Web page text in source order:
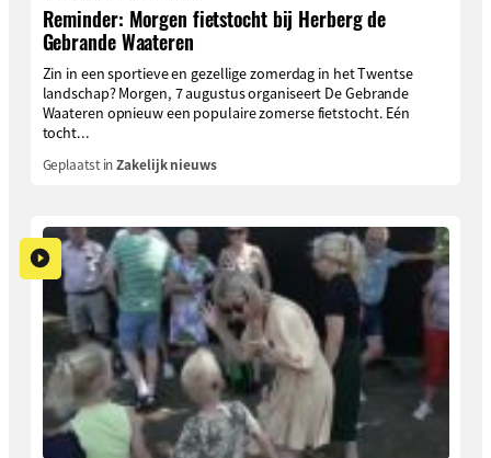
Reminder: Morgen fietstocht bij Herberg de
Gebrande Waateren
Zin in een sportieve en gezellige zomerdag in het Twentse
landschap? Morgen, 7 augustus organiseert De Gebrande
Waateren opnieuw een populaire zomerse fietstocht. Eén
tocht...
Geplaatst inZakelijk nieuws